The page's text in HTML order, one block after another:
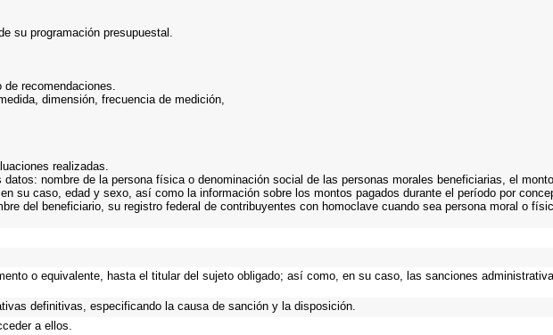
su programación presupuestal.
recomendaciones.
dimensión, frecuencia de medición,
realizadas.
nombre de la persona física o denominación social de las personas morales beneficiarias, el
su caso, edad y sexo, así como la información sobre los montos pagados durante el período por
del beneficiario, su registro federal de contribuyentes con homoclave cuando sea persona moral o
o equivalente, hasta el titular del sujeto obligado; así como, en su caso, las sanciones
definitivas, especificando la causa de sanción y la disposición.
a ellos.